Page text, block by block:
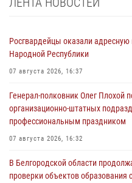
Росгвардейцы оказали
Народной Республики
07 августа 2026, 16:37
Генерал-полковник Олег Плохой
организационно-штатных
профессиональным праздником
07 августа 2026, 16:32
В Белгородской области
проверки объектов образования